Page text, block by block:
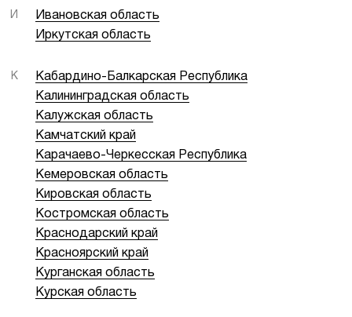
И
Ивановская область
Иркутская область
К
Кабардино-Балкарская Республика
Калининградская область
Калужская область
Камчатский край
Карачаево-Черкесская Республика
Кемеровская область
Кировская область
Костромская область
Краснодарский край
Красноярский край
Курганская область
Курская область